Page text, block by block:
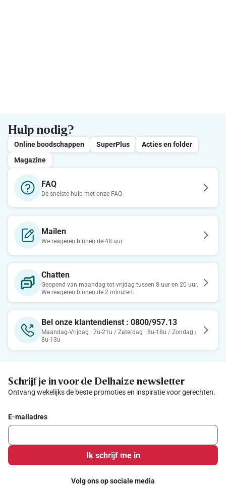
Hulp nodig?
Online boodschappen SuperPlus
Acties en folder
Magazine
FAQ
De snelste hulp met onze FAQ
Mailen
We reageren binnen de 48 uur
Chatten
Geopend van maandag tot vrijdag tussen 8 uur en 20 uur.
We reageren binnen de 2 minuten.
Bel onze klantendienst : 0800/957.13
Maandag-Vrijdag : 7u-21u / Zaterdag : 8u-18u / Zondag :
8u-13u
Schrijf je in voor de Delhaize newsletter
Ontvang wekelijks de beste promoties en inspiratie voor gerechten.
E-mailadres
Ik schrijf me in
Volg ons op sociale media